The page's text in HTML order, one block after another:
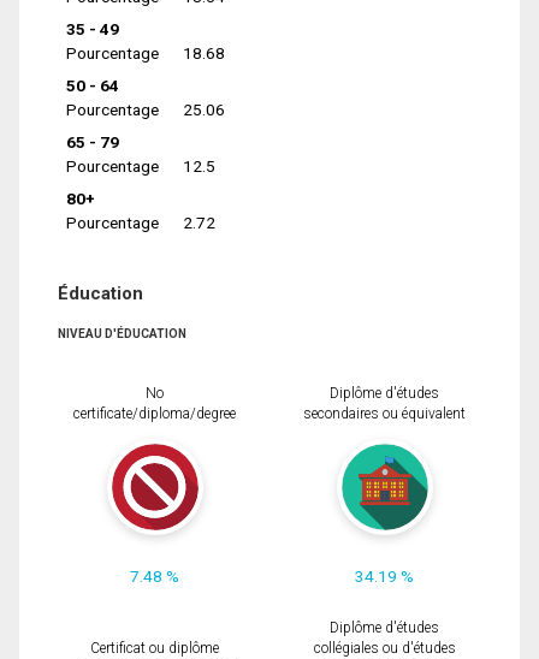
35 - 49
Pourcentage
18.68
50 - 64
Pourcentage
25.06
65 - 79
Pourcentage
12.5
80+
Pourcentage
2.72
Éducation
NIVEAU D'ÉDUCATION
No
certificate/diploma/degree
7.48 %
Diplôme d'études
secondaires ou équivalent
34.19 %
Certificat ou diplôme
Diplôme d'études
collégiales ou d'études